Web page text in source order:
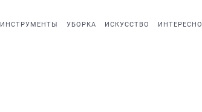
ИНСТРУМЕНТЫ УБОРКА ИСКУССТВО ИНТЕРЕСНО